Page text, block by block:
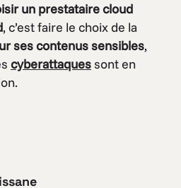
un prestataire cloud
, c’est faire le choix de la
ses contenus sensibles,
cyberattaquessont en